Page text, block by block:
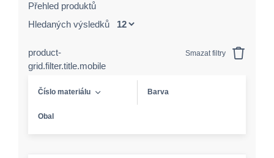
Přehled produktů
Hledaných výsledků
product-
grid.filter.title.mobile
Smazat filtry
Číslo materiálu Barva
Obal